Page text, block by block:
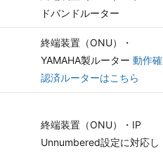
ドバンドルーター
終端装置（ONU）・
YAMAHA製ルーター 動作確
認済ルーターはこちら
終端装置（ONU）・IP
Unnumbered設定に対応し